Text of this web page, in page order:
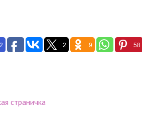
2 2 9 58
страничка